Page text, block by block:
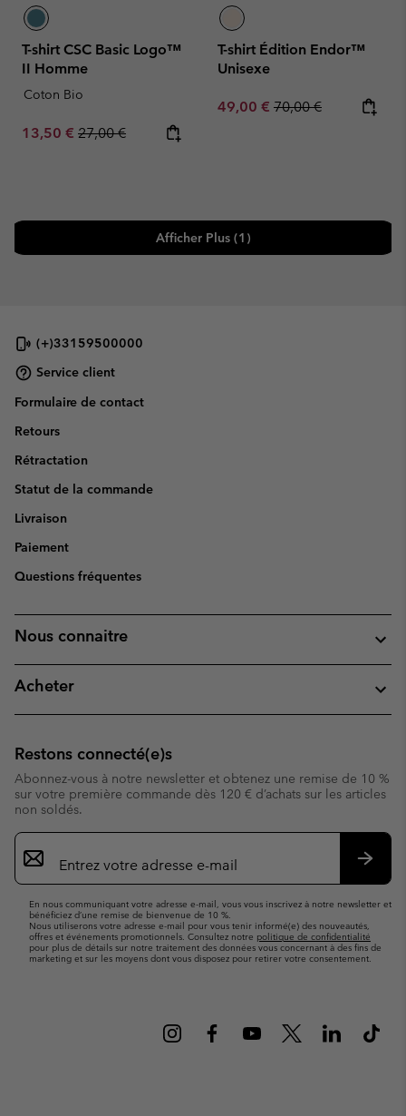
T-shirt CSC Basic Logo™
II Homme
Coton Bio
Sale price:
13,50 € Regular price:
27,00 €
T-shirt Édition Endor™
Unisexe
Sale price:
49,00 € Regular price:
70,00 €
Afficher Plus (1)
(+)33159500000
Service client
Formulaire de contact
Retours
Rétractation
Statut de la commande
Livraison
Paiement
Questions fréquentes
Nous connaitre
Acheter
Restons connecté(e)s
Abonnez-vous à notre newsletter et obtenez une remise de 10 %
sur votre première commande dès 120 € d’achats sur les articles
non soldés.
Inscription
par
e-
En nous communiquant votre adresse e-mail, vous vous inscrivez à notre newsletter et
bénéficiez d’une remise de bienvenue de 10 %.
Nous utiliserons votre adresse e-mail pour vous tenir informé(e) des nouveautés,
offres et événements promotionnels. Consultez notre politique de confidentialité
pour plus de détails sur notre traitement des données vous concernant à des fins de
marketing et sur les moyens dont vous disposez pour retirer votre consentement.